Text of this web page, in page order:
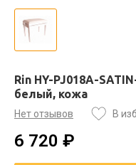
Rin HY-PJ018A-
белый, кожа
Нет отзывов В
6 720 ₽